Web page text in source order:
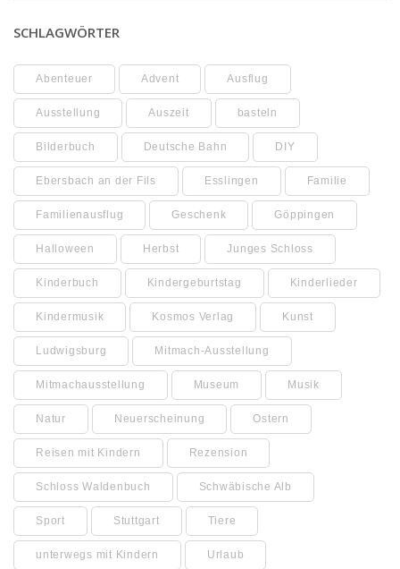
SCHLAGWÖRTER
Abenteuer Advent Ausflug
Ausstellung Auszeit basteln
Bilderbuch Deutsche Bahn DIY
Ebersbach an der Fils Esslingen Familie
Familienausflug Geschenk Göppingen
Halloween Herbst Junges Schloss
Kinderbuch Kindergeburtstag Kinderlieder
Kindermusik Kosmos Verlag Kunst
Ludwigsburg Mitmach-Ausstellung
Mitmachausstellung Museum Musik
Natur Neuerscheinung Ostern
Reisen mit Kindern Rezension
Schloss Waldenbuch Schwäbische Alb
Sport Stuttgart Tiere
unterwegs mit Kindern Urlaub